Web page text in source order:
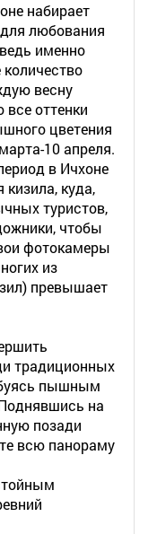
набирает
любования
именно
весну
оттенки
цветения
10 апреля.
в Ичхоне
куда,
туристов,
чтобы
фотокамеры
из
превышает
традиционных
пышным
на
позади
всю панораму